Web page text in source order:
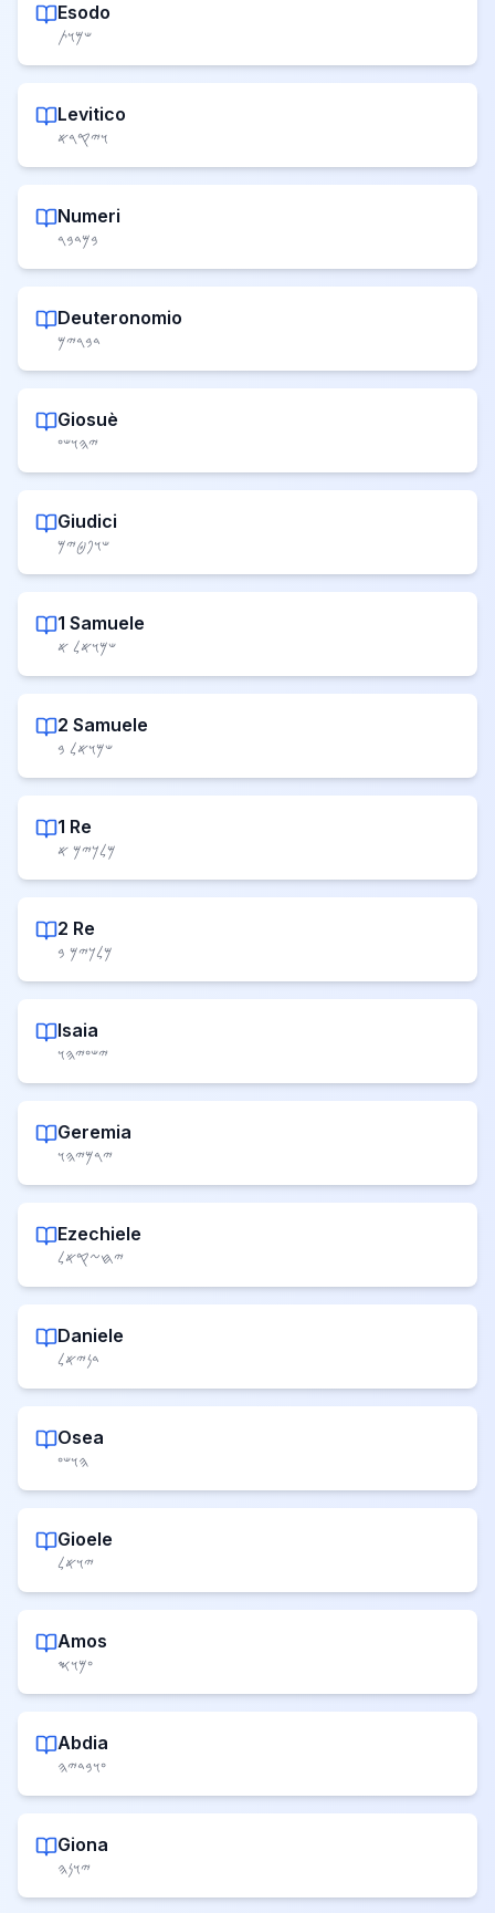
Esodo
𐤔𐤌𐤅𐤕
Levitico
𐤅𐤉𐤒𐤓𐤀
Numeri
𐤁𐤌𐤃𐤁𐤓
Deuteronomio
𐤃𐤁𐤓𐤉𐤌
Giosuè
𐤉𐤄𐤅𐤔𐤏
Giudici
𐤔𐤅𐤐𐤈𐤉𐤌
1 Samuele
𐤔𐤌𐤅𐤀𐤋 𐤀
2 Samuele
𐤔𐤌𐤅𐤀𐤋 𐤁
1 Re
𐤌𐤋𐤊𐤉𐤌 𐤀
2 Re
𐤌𐤋𐤊𐤉𐤌 𐤁
Isaia
𐤉𐤔𐤏𐤉𐤄𐤅
Geremia
𐤉𐤓𐤌𐤉𐤄𐤅
Ezechiele
𐤉𐤇𐤆𐤒𐤀𐤋
Daniele
𐤃𐤍𐤉𐤀𐤋
Osea
𐤄𐤅𐤔𐤏
Gioele
𐤉𐤅𐤀𐤋
Amos
𐤏𐤌𐤅𐤎
Abdia
𐤏𐤅𐤁𐤃𐤉𐤄
Giona
𐤉𐤅𐤍𐤄